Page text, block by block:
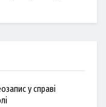
у справі